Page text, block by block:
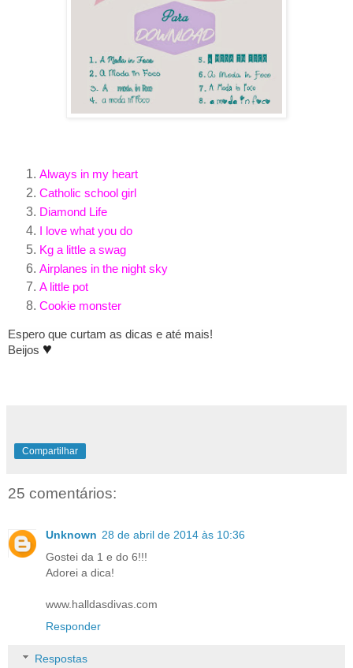
Always in my heart
Catholic school girl
Diamond Life
I love what you do
Kg a little a swag
Airplanes in the night sky
A little pot
Cookie monster
Espero que curtam as dicas e até mais!
Beijos ♥
Compartilhar
25 comentários:
Unknown 28 de abril de 2014 às 10:36
Gostei da 1 e do 6!!!
Adorei a dica!
www.halldasdivas.com
Responder
Respostas